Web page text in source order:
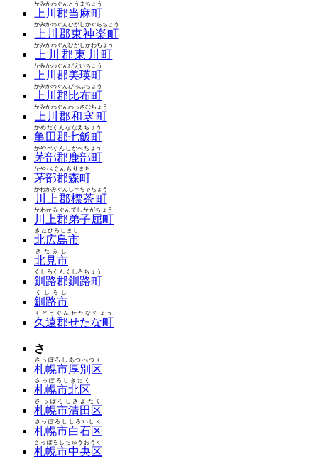
上川郡当麻町
かみかわぐんとうまちょう
上川郡東神楽町
かみかわぐんひがしかぐらちょう
上川郡東川町
かみかわぐんひがしかわちょう
上川郡美瑛町
かみかわぐんびえいちょう
上川郡比布町
かみかわぐんぴっぷちょう
上川郡和寒町
かみかわぐんわっさむちょう
亀田郡七飯町
かめだぐんななえちょう
茅部郡鹿部町
かやべぐんしかべちょう
茅部郡森町
かやべぐんもりまち
川上郡標茶町
かわかみぐんしべちゃちょう
川上郡弟子屈町
かわかみぐんてしかがちょう
北広島市
きたひろしまし
北見市
きたみし
釧路郡釧路町
くしろぐんくしろちょう
釧路市
くしろし
久遠郡せたな町
くどうぐんせたなちょう
さ
札幌市厚別区
さっぽろしあつべつく
札幌市北区
さっぽろしきたく
札幌市清田区
さっぽろしきよたく
札幌市白石区
さっぽろししろいしく
札幌市中央区
さっぽろしちゅうおうく